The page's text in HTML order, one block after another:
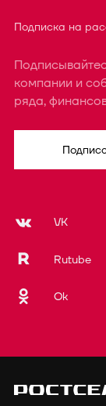
Подписка на
компании и
ряда,
VK
Rutube
Ok